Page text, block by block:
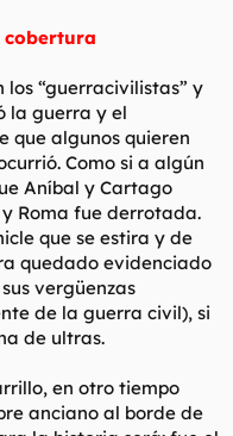
cobertura
los “guerracivilistas” y
la guerra y el
que algunos quieren
Como si a algún
Aníbal y Cartago
Roma fue derrotada.
que se estira y de
quedado evidenciado
vergüenzas
de la guerra civil), si
de ultras.
en otro tiempo
anciano al borde de